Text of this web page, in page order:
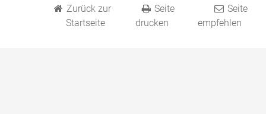
Zurück zur
Startseite
Seite
drucken
Seite
empfehlen